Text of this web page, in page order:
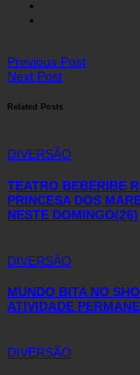
Previous Post
Next Post
Related Posts
DIVERSÃO
TEATRO BEBERIBE
PRINCESA DOS
NESTE DOMINGO(26)
DIVERSÃO
MUNDO BITA NO
ATIVIDADE
DIVERSÃO